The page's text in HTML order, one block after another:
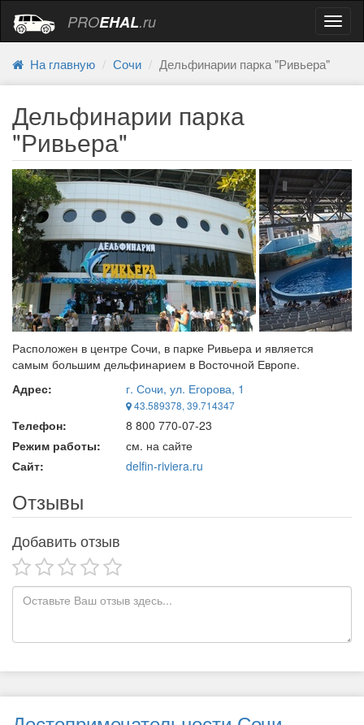
PROEHAL.ru
На главную Сочи Дельфинарии парка "Ривьера"
Дельфинарии парка
"Ривьера"
Расположен в центре Сочи, в парке Ривьера и является
самым большим дельфинарием в Восточной Европе.
Адрес:
г. Сочи, ул. Егорова, 1
43.589378, 39.714347
Телефон:
8 800 770-07-23
Режим работы:
см. на сайте
Сайт:
delfin-riviera.ru
Отзывы
Добавить отзыв